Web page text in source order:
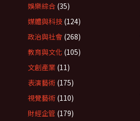
娛樂綜合 (35)
媒體與科技 (124)
政治與社會 (268)
教育與文化 (105)
文創產業 (11)
表演藝術 (175)
視覺藝術 (110)
財經企管 (179)